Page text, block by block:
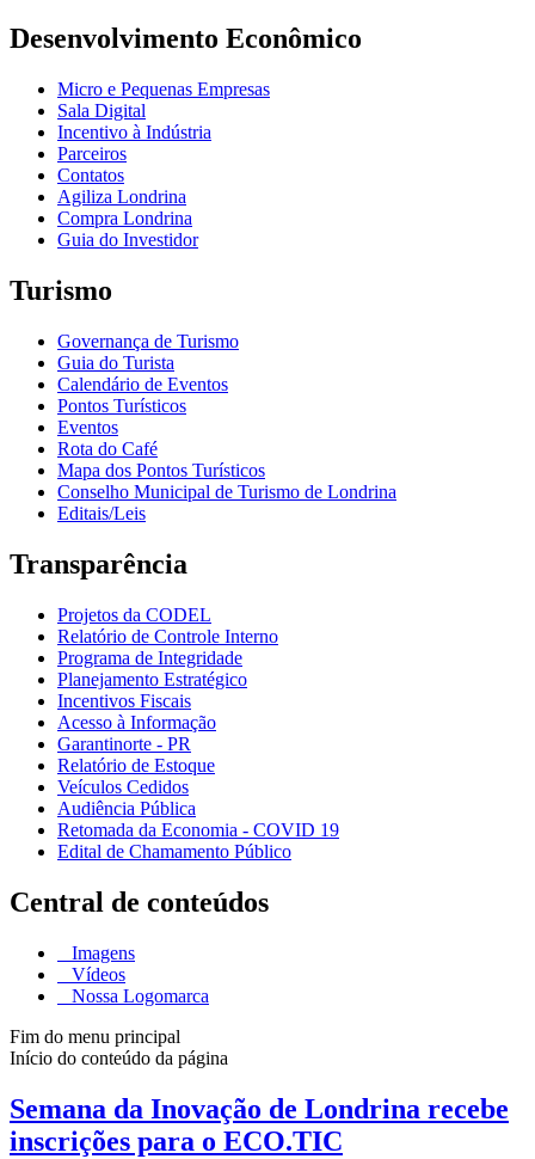
Desenvolvimento Econômico
Micro e Pequenas Empresas
Sala Digital
Incentivo à Indústria
Parceiros
Contatos
Agiliza Londrina
Compra Londrina
Guia do Investidor
Turismo
Governança de Turismo
Guia do Turista
Calendário de Eventos
Pontos Turísticos
Eventos
Rota do Café
Mapa dos Pontos Turísticos
Conselho Municipal de Turismo de Londrina
Editais/Leis
Transparência
Projetos da CODEL
Relatório de Controle Interno
Programa de Integridade
Planejamento Estratégico
Incentivos Fiscais
Acesso à Informação
Garantinorte - PR
Relatório de Estoque
Veículos Cedidos
Audiência Pública
Retomada da Economia - COVID 19
Edital de Chamamento Público
Central de conteúdos
Imagens
Vídeos
Nossa Logomarca
Fim do menu principal
Início do conteúdo da página
Semana da Inovação de Londrina recebe
inscrições para o ECO.TIC